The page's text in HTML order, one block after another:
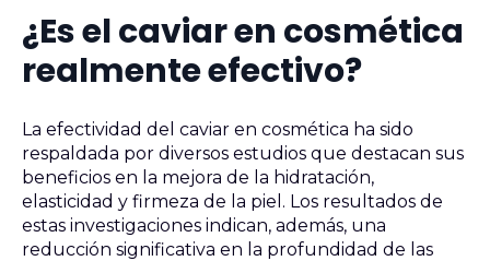
¿Es el caviar en cosmética
realmente efectivo?
La efectividad del caviar en cosmética ha sido
respaldada por diversos estudios que destacan sus
beneficios en la mejora de la hidratación,
elasticidad y firmeza de la piel. Los resultados de
estas investigaciones indican, además, una
reducción significativa en la profundidad de las